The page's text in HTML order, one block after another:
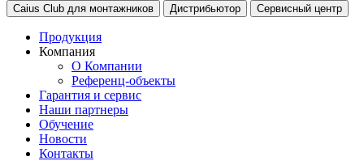
Caius Club для монтажников Дистрибьютор Сервисный центр
Продукция
Компания
О Компании
Референц-объекты
Гарантия и сервис
Наши партнеры
Обучение
Новости
Контакты